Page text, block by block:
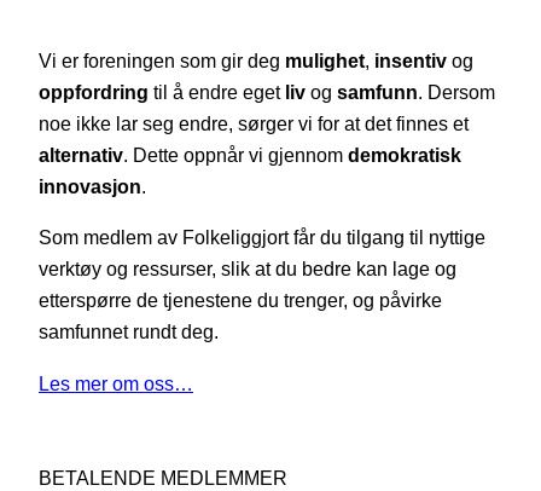
Vi er foreningen som gir deg mulighet, insentiv og
oppfordring til å endre eget liv og samfunn. Dersom
noe ikke lar seg endre, sørger vi for at det finnes et
alternativ. Dette oppnår vi gjennom demokratisk
innovasjon.
Som medlem av Folkeliggjort får du tilgang til nyttige
verktøy og ressurser, slik at du bedre kan lage og
etterspørre de tjenestene du trenger, og påvirke
samfunnet rundt deg.
Les mer om oss…
BETALENDE MEDLEMMER